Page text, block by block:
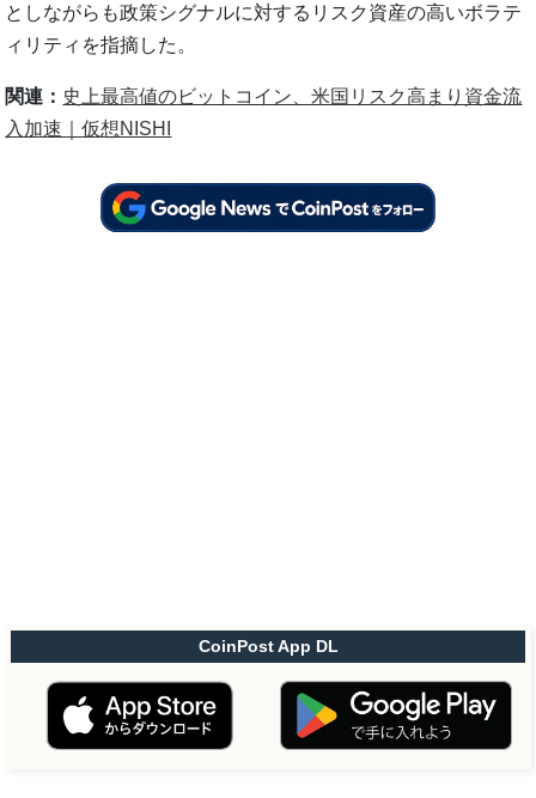
としながらも政策シグナルに対するリスク資産の高いボラテ
ィリティを指摘した。
関連： 史上最高値のビットコイン、米国リスク高まり資金流
入加速｜仮想NISHI
CoinPost App DL